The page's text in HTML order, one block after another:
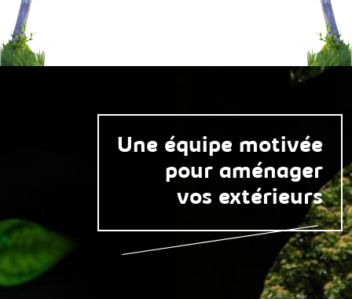
Une équipe motivée
pour aménager
vos extérieurs